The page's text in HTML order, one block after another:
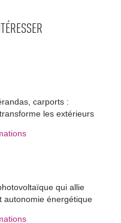
carports :
les extérieurs
qui allie
autonomie énergétique